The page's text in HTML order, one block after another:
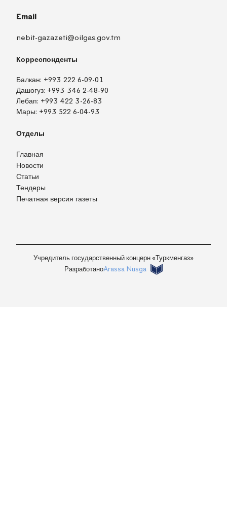
Email
nebit-gazazeti@oilgas.gov.tm
Корреспонденты
Балкан: +993 222 6-09-01
Дашогуз: +993 346 2-48-90
Лебап: +993 422 3-26-83
Мары: +993 522 6-04-93
Отделы
Главная
Новости
Статьи
Тендеры
Печатная версия газеты
Учредитель государственный концерн «Туркменгаз»
РазработаноArassa Nusga